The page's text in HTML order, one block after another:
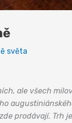
světa
ale všech
prodávají. Trh